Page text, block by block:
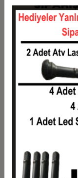
11
Taksit
4
5